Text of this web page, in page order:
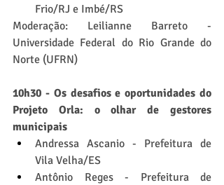
Frio/RJ e Imbé/RS
Moderação: Leilianne Barreto -
Universidade Federal do Rio Grande do
Norte (UFRN)
10h30 - Os desafios e oportunidades do
Projeto Orla: o olhar de gestores
municipais
Andressa Ascanio - Prefeitura de
Vila Velha/ES
Antônio Reges - Prefeitura de